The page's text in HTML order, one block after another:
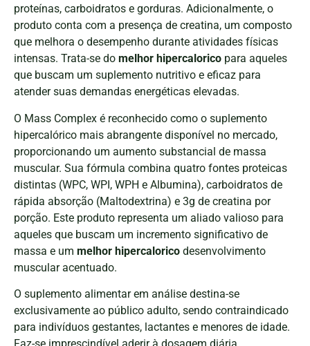
proteínas, carboidratos e gorduras. Adicionalmente, o
produto conta com a presença de creatina, um composto
que melhora o desempenho durante atividades físicas
intensas. Trata-se do melhor hipercalorico para aqueles
que buscam um suplemento nutritivo e eficaz para
atender suas demandas energéticas elevadas.
O Mass Complex é reconhecido como o suplemento
hipercalórico mais abrangente disponível no mercado,
proporcionando um aumento substancial de massa
muscular. Sua fórmula combina quatro fontes proteicas
distintas (WPC, WPI, WPH e Albumina), carboidratos de
rápida absorção (Maltodextrina) e 3g de creatina por
porção. Este produto representa um aliado valioso para
aqueles que buscam um incremento significativo de
massa e um melhor hipercalorico desenvolvimento
muscular acentuado.
O suplemento alimentar em análise destina-se
exclusivamente ao público adulto, sendo contraindicado
para indivíduos gestantes, lactantes e menores de idade.